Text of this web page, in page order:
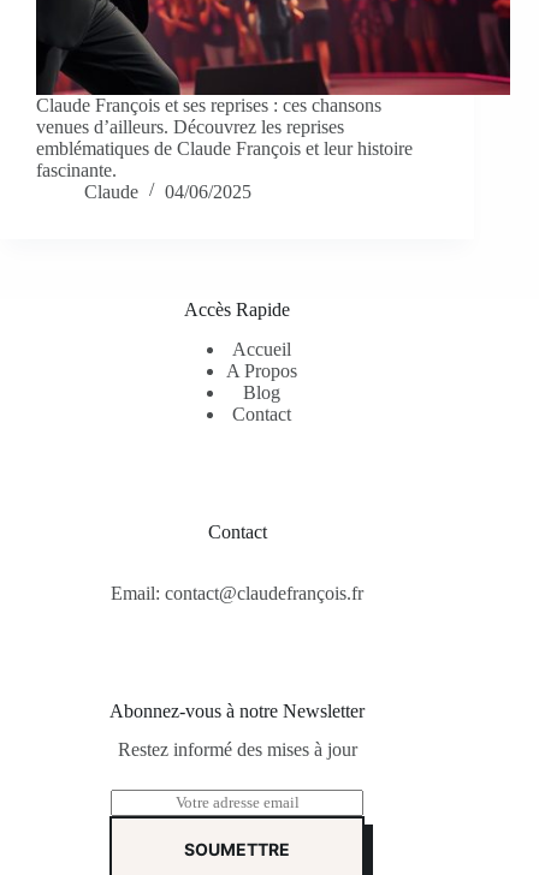
Claude François et ses reprises : ces chansons
venues d’ailleurs. Découvrez les reprises
emblématiques de Claude François et leur histoire
fascinante.
Claude
04/06/2025
Accès Rapide
Accueil
A Propos
Blog
Contact
Contact
Email: contact@claudefrançois.fr
Abonnez-vous à notre Newsletter
Restez informé des mises à jour
m
SOUMETTRE